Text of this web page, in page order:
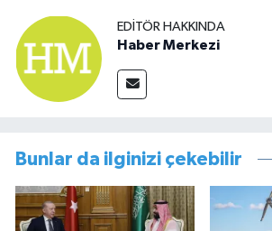
EDITÖR HAKKINDA
Haber Merkezi
Bunlar da ilginizi çekebilir